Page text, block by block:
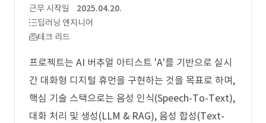
근무 시작일
2025.04.20.
딥러닝 엔지니어
테크 리드
프로젝트는 AI 버추얼 아티스트 'A'를 기반으로 실시
간 대화형 디지털 휴먼을 구현하는 것을 목표로 하며,
핵심 기술 스택으로는 음성 인식(Speech-To-Text),
대화 처리 및 생성(LLM & RAG), 음성 합성(Text-